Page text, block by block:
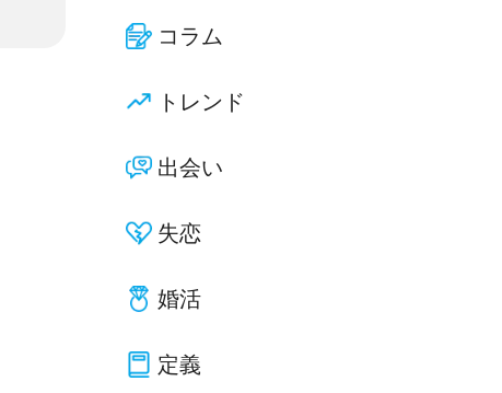
コラム
トレンド
出会い
失恋
婚活
定義